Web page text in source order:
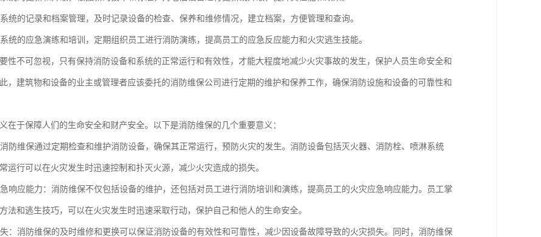
统的记录和档案管理，及时记录设备的检查、保养和维修情况，建立档案，方便管理和查询。
统的应急演练和培训，定期组织员工进行消防演练，提高员工的应急反应能力和火灾逃生技能。
性不可忽视，只有保持消防设备和系统的正常运行和有效性，才能大程度地减少火灾事故的发生，保护人员生命安全和
，建筑物和设备的业主或管理者应该委托的消防维保公司进行定期的维护和保养工作，确保消防设施和设备的可靠性和
在于保障人们的生命安全和财产安全。以下是消防维保的几个重要意义：
防维保通过定期检查和维护消防设备，确保其正常运行，预防火灾的发生。消防设备包括灭火器、消防栓、喷淋系统
运行可以在火灾发生时迅速控制和扑灭火源，减少火灾造成的损失。
响应能力：消防维保不仅包括设备的维护，还包括对员工进行消防培训和演练，提高员工的火灾应急响应能力。员工掌
法和逃生技巧，可以在火灾发生时迅速采取行动，保护自己和他人的生命安全。
：消防维保的及时维修和更换可以保证消防设备的有效性和可靠性，减少因设备故障导致的火灾损失。同时，消防维保